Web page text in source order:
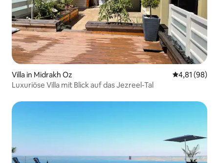
Villa in Midrakh Oz
4,81 (98)
Luxuriöse Villa mit Blick auf das Jezreel-Tal